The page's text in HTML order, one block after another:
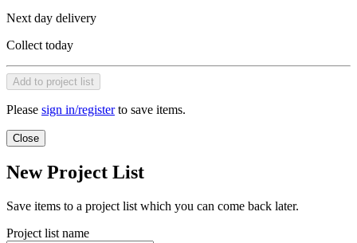
Next day delivery
Collect today
Add to project list
Please sign in/registerto save items.
Close
New Project List
Save items to a project list which you can come back later.
Project list name